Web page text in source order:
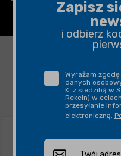
FILTROWANIE
Zapisz
i odbierz
Wyrażam
danych
K. z siedzibą w
Rekcin) w
przesyłanie
elektroniczną.